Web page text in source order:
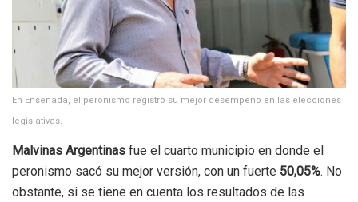
En Ensenada, el peronismo registró su mejor desempeño en las elecciones
legislativas.
Malvinas Argentinas fue el cuarto municipio en donde el
peronismo sacó su mejor versión, con un fuerte 50,05%. No
obstante, si se tiene en cuenta los resultados de las